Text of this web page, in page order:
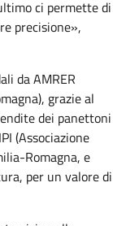
ci permette di
precisione»,
da AMRER
grazie al
dei panettoni
(Associazione
Romagna, e
per un valore di